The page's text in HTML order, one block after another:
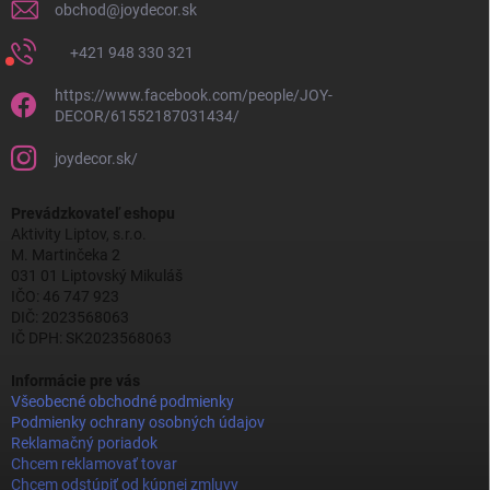
obchod@joydecor.sk
+421 948 330 321
https://www.facebook.com/people/JOY-
DECOR/61552187031434/
joydecor.sk/
Prevádzkovateľ eshopu
Aktivity Liptov, s.r.o.
M. Martinčeka 2
031 01 Liptovský Mikuláš
IČO: 46 747 923
DIČ: 2023568063
IČ DPH: SK2023568063
Informácie pre vás
Všeobecné obchodné podmienky
Podmienky ochrany osobných údajov
Reklamačný poriadok
Chcem reklamovať tovar
Chcem odstúpiť od kúpnej zmluvy